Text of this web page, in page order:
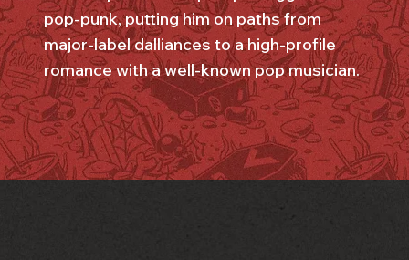
pop-punk, putting him on paths from
major-label dalliances to a high-profile
romance with a well-known pop musician.